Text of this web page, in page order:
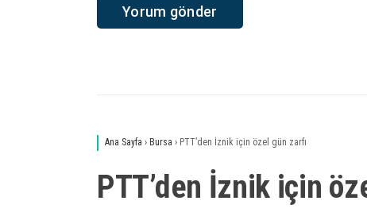
Ana Sayfa › Bursa › PTT’den İznik için özel gün zarfı
PTT’den İznik için